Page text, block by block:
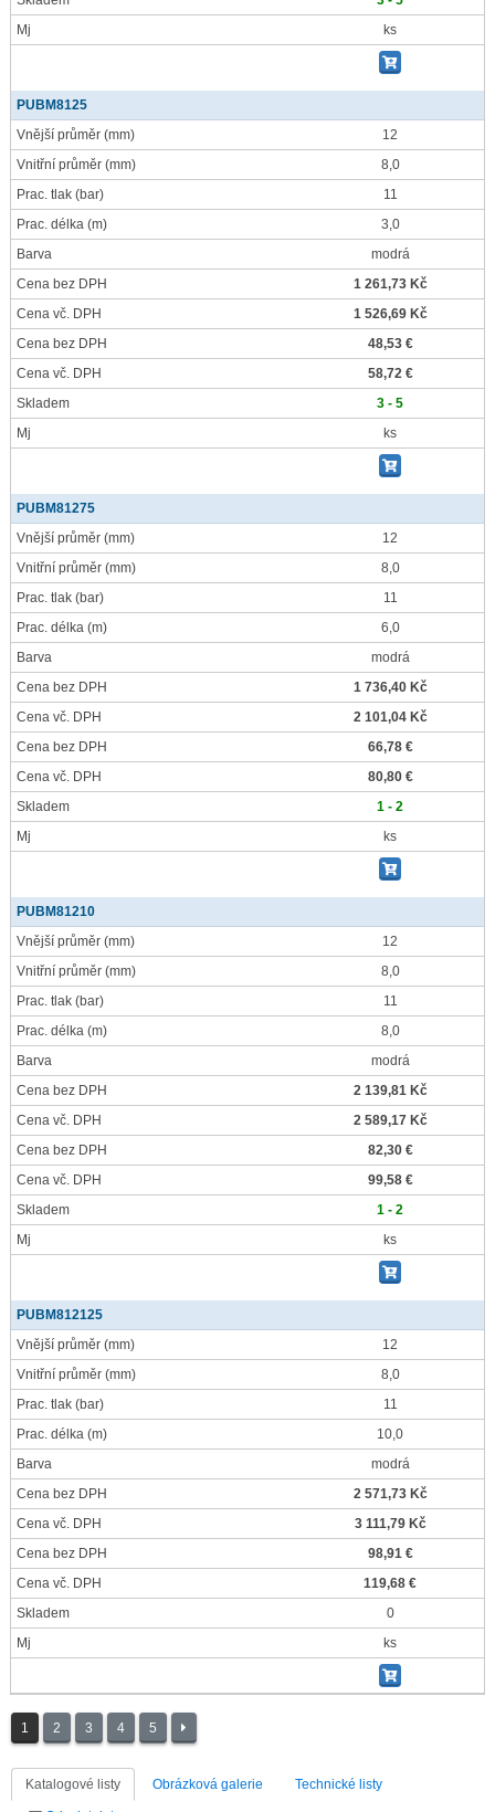
Mj
ks
PUBM8125
Vnější průměr (mm)
12
Vnitřní průměr (mm)
8,0
Prac. tlak (bar)
11
Prac. délka (m)
3,0
Barva
modrá
Cena bez DPH
1 261,73 Kč
Cena vč. DPH
1 526,69 Kč
Cena bez DPH
48,53 €
Cena vč. DPH
58,72 €
Skladem
3 - 5
Mj
ks
PUBM81275
Vnější průměr (mm)
12
Vnitřní průměr (mm)
8,0
Prac. tlak (bar)
11
Prac. délka (m)
6,0
Barva
modrá
Cena bez DPH
1 736,40 Kč
Cena vč. DPH
2 101,04 Kč
Cena bez DPH
66,78 €
Cena vč. DPH
80,80 €
Skladem
1 - 2
Mj
ks
PUBM81210
Vnější průměr (mm)
12
Vnitřní průměr (mm)
8,0
Prac. tlak (bar)
11
Prac. délka (m)
8,0
Barva
modrá
Cena bez DPH
2 139,81 Kč
Cena vč. DPH
2 589,17 Kč
Cena bez DPH
82,30 €
Cena vč. DPH
99,58 €
Skladem
1 - 2
Mj
ks
PUBM812125
Vnější průměr (mm)
12
Vnitřní průměr (mm)
8,0
Prac. tlak (bar)
11
Prac. délka (m)
10,0
Barva
modrá
Cena bez DPH
2 571,73 Kč
Cena vč. DPH
3 111,79 Kč
Cena bez DPH
98,91 €
Cena vč. DPH
119,68 €
Skladem
0
Mj
ks
1 2 3 4 5
Katalogové listy Obrázková galerie Technické listy